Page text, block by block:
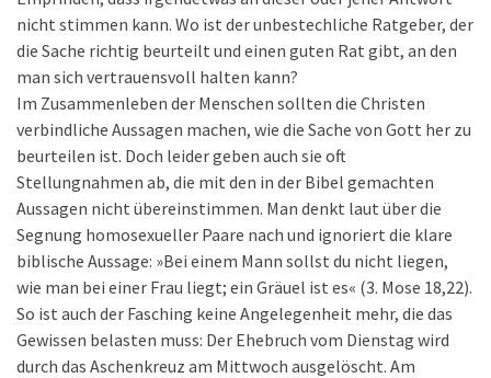
nicht stimmen kann. Wo ist der unbestechliche Ratgeber, der
die Sache richtig beurteilt und einen guten Rat gibt, an den
man sich vertrauensvoll halten kann?
Im Zusammenleben der Menschen sollten die Christen
verbindliche Aussagen machen, wie die Sache von Gott her zu
beurteilen ist. Doch leider geben auch sie oft
Stellungnahmen ab, die mit den in der Bibel gemachten
Aussagen nicht übereinstimmen. Man denkt laut über die
Segnung homosexueller Paare nach und ignoriert die klare
biblische Aussage: »Bei einem Mann sollst du nicht liegen,
wie man bei einer Frau liegt; ein Gräuel ist es« (3. Mose 18,22).
So ist auch der Fasching keine Angelegenheit mehr, die das
Gewissen belasten muss: Der Ehebruch vom Dienstag wird
durch das Aschenkreuz am Mittwoch ausgelöscht. Am